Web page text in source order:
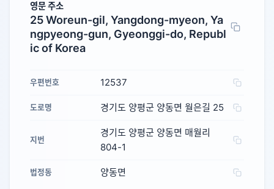
영문 주소
25 Woreun-gil, Yangdong-myeon, Ya
ngpyeong-gun, Gyeonggi-do, Republ
ic of Korea
우편번호 12537
도로명 경기도 양평군 양동면 월은길 25
지번
경기도 양평군 양동면 매월리
804-1
법정동 양동면